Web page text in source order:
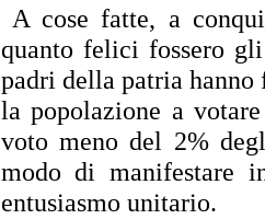
A cose fatte, a
quanto felici fossero
padri della patria
la popolazione a
voto meno del 2%
modo di manifestare
entusiasmo unitario.